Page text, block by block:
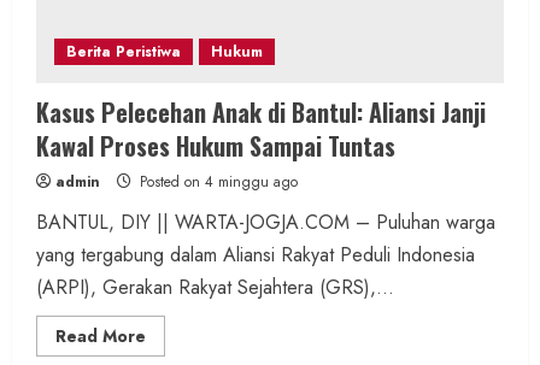
Berita Peristiwa Hukum
Kasus Pelecehan Anak di Bantul: Aliansi Janji
Kawal Proses Hukum Sampai Tuntas
admin Posted on 4 minggu ago
BANTUL, DIY || WARTA-JOGJA.COM – Puluhan warga
yang tergabung dalam Aliansi Rakyat Peduli Indonesia
(ARPI), Gerakan Rakyat Sejahtera (GRS),...
Read More
more